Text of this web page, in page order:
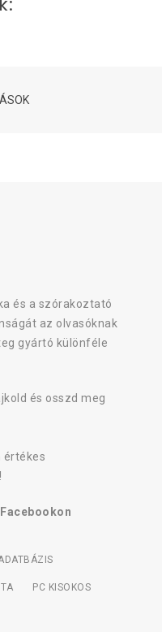
és a szórakoztató
az olvasóknak
gyártó különféle
és osszd meg
értékes
Facebookon
PC KISOKOS